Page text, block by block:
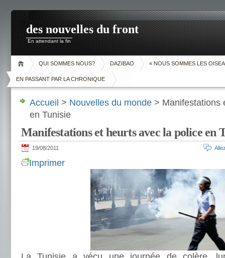
des nouvelles du front
En attendant la fin
QUI SOMMES NOUS? DAZIBAO « NOUS SOMMES LES
EN PASSANT PAR LA CHRONIQUE
Accueil > Nouvelles du monde > Manifestations
en Tunisie
Manifestations et heurts avec la police en
19/08/2011
Imprimer